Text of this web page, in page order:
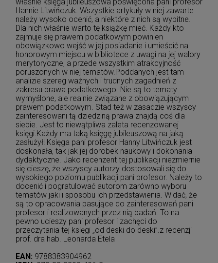
Hannie Litwińczuk. Wszystkie artykuły w niej zawarte
należy wysoko ocenić, a niektóre z nich są wybitne.
Dla nich właśnie warto tę książkę mieć. Każdy kto
zajmuje się prawem podatkowym powinien
obowiązkowo wejść w jej posiadanie i umieścić na
honorowym miejscu w bibliotece z uwagi na jej walory
merytoryczne, a przede wszystkim atrakcyjność
poruszonych w niej tematów.Poddanych jest tam
analizie szereg ważnych i trudnych zagadnień z
zakresu prawa podatkowego. Nie są to tematy
wymyślone, ale realnie związane z obowiązującym
prawem podatkowym. Stad też w zasadzie wszyscy
zainteresowani tą dziedziną prawa znajdą coś dla
siebie. Jest to niewątpliwa zaleta recenzowanej
księgi.Każdy ma taką księgę jubileuszową na jaką
zasłużył! Księga pani profesor Hanny Litwińczuk jest
doskonała, tak jak jej dorobek naukowy i dokonania
dydaktyczne. Jako recenzent tej publikacji niezmiernie
się cieszę, że wszyscy autorzy dostosowali się do
wysokiego poziomu publikacji pani profesor. Należy to
docenić i pogratulować autorom zarówno wyboru
tematów jaki i sposobu ich przedstawienia. Widać, że
są to opracowania pasujące do zainteresowań pani
profesor i realizowanych przez nią badań. To na
pewno ucieszy pani profesor i zachęci do
przeczytania tej księgi „od deski do deski”.z recenzji
prof. dra hab. Leonarda Etela
EAN: 9788383904962